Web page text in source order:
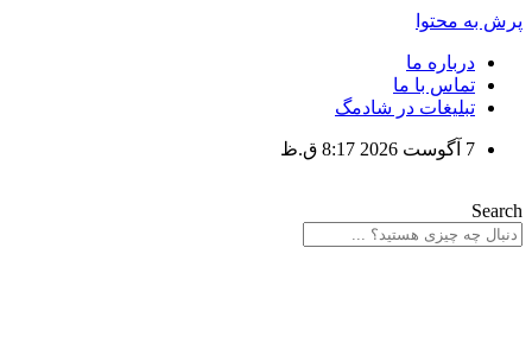
پرش به محتوا
درباره ما
تماس با ما
تبلیغات در شادمگ
7 آگوست 2026 8:17 ق.ظ
Search